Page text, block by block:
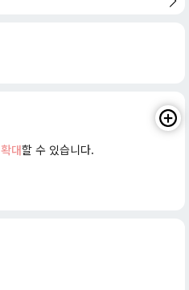
확대할 수 있습니다.